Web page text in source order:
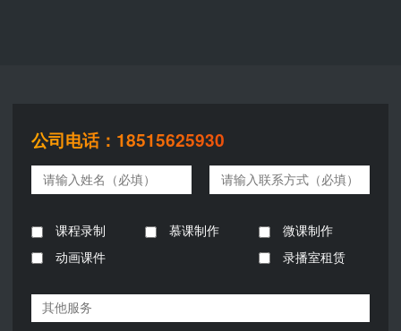
公司电话：18515625930
课程录制 慕课制作
微课制作
动画课件
录播室租赁